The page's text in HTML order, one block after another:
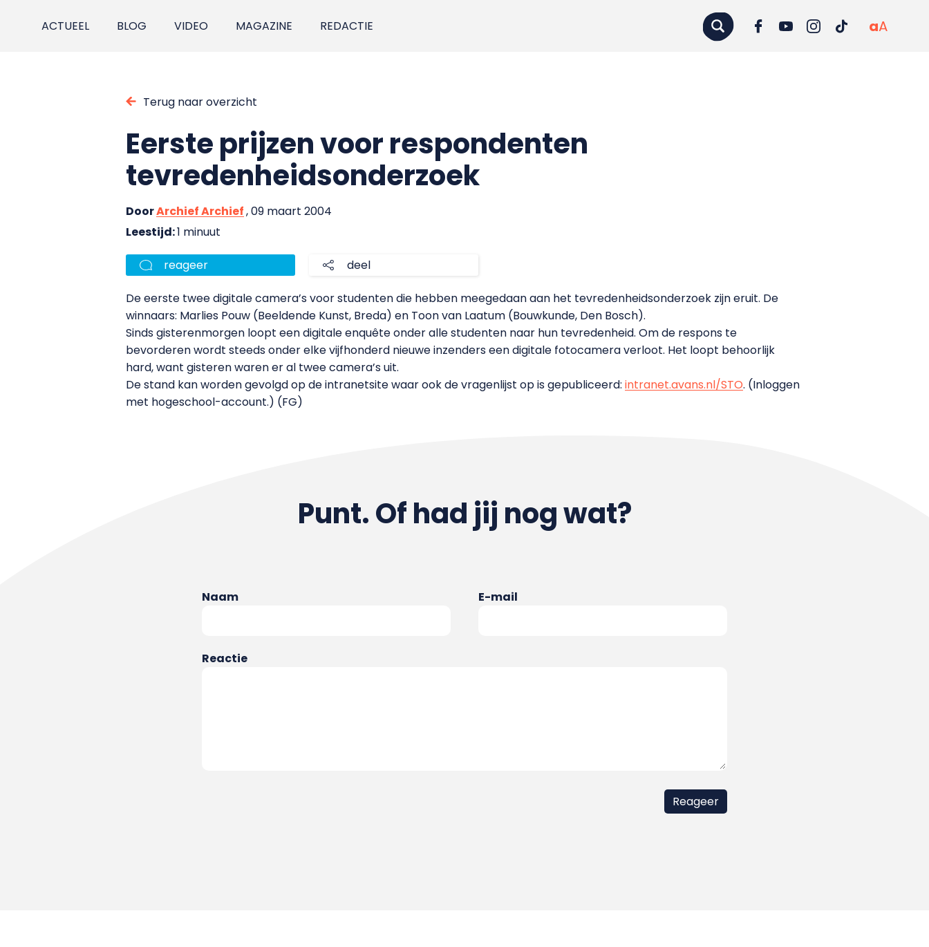
ACTUEEL BLOG VIDEO MAGAZINE REDACTIE aA
Terug naar overzicht
Eerste prijzen voor respondenten
tevredenheidsonderzoek
DoorArchief Archief, 09 maart 2004
Leestijd:1 minuut
reageer deel
De eerste twee digitale camera’s voor studenten die hebben meegedaan aan het tevredenheidsonderzoek zijn eruit. De
winnaars: Marlies Pouw (Beeldende Kunst, Breda) en Toon van Laatum (Bouwkunde, Den Bosch).
Sinds gisterenmorgen loopt een digitale enquête onder alle studenten naar hun tevredenheid. Om de respons te
bevorderen wordt steeds onder elke vijfhonderd nieuwe inzenders een digitale fotocamera verloot. Het loopt behoorlijk
hard, want gisteren waren er al twee camera’s uit.
De stand kan worden gevolgd op de intranetsite waar ook de vragenlijst op is gepubliceerd: intranet.avans.nl/STO. (Inloggen
met hogeschool-account.) (FG)
Punt. Of had jij nog wat?
Naam E-mail
Reactie